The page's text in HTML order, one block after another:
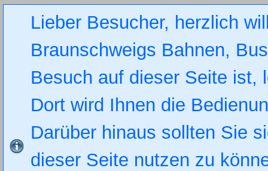
Lieber Besucher, herzlich
Braunschweigs Bahnen,
Besuch auf dieser Seite
Dort wird Ihnen die
Darüber hinaus sollten Sie
dieser Seite nutzen zu